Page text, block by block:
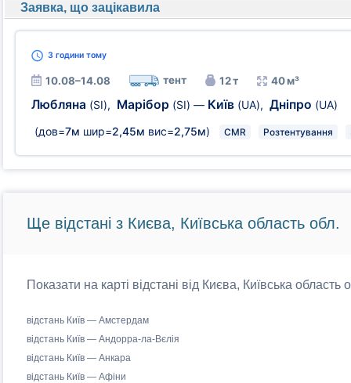
Заявка, що зацікавила
3 годинитому
10.08–14.08 тент 12 т 40 м³
Любляна (SI), Марібор (SI) — Київ (UA), Дніпро (UA)
(дов=7м шир=2,45м вис=2,75м) CMR Розтентування
Ще відстані з Києва, Київська область обл.
Показати на карті відстані від Києва, Київська
відстань Київ — Амстердам
відстань Київ — Андорра-ла-Вєлія
відстань Київ — Анкара
відстань Київ — Афіни